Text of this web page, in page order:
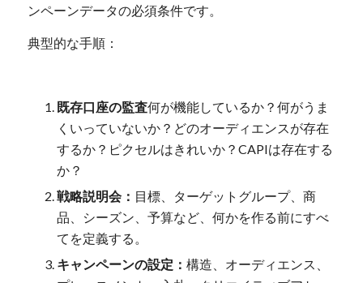
ンペーンデータの必須条件です。
典型的な手順：
既存口座の監査何が機能しているか？何がうま
くいっていないか？どのオーディエンスが存在
するか？ピクセルはきれいか？CAPIは存在する
か？
戦略説明会： 目標、ターゲットグループ、商
品、シーズン、予算など、何かを作る前にすべ
てを定義する。
キャンペーンの設定： 構造、オーディエンス、